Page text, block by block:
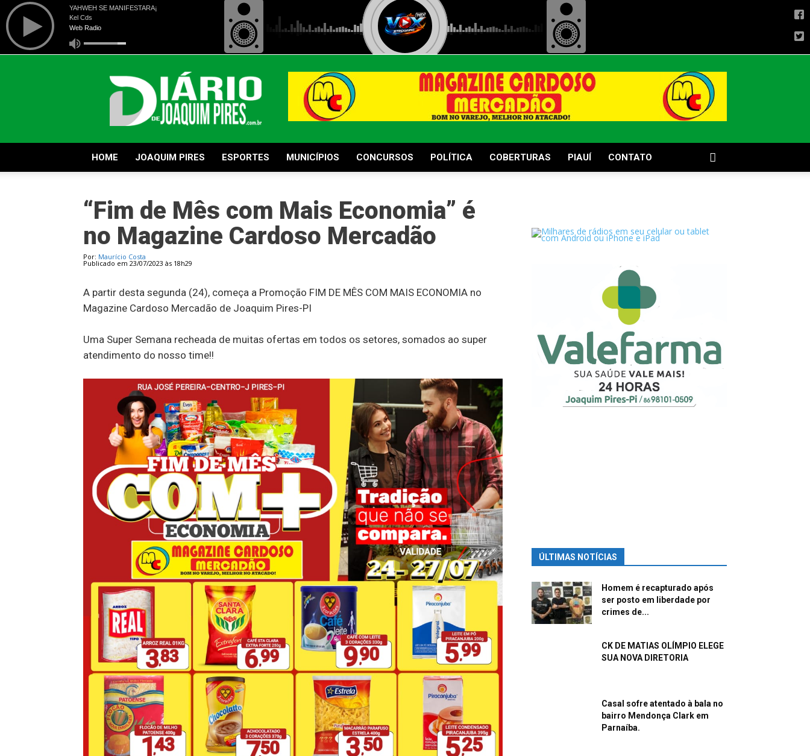
Diário
de
Joaquim
Pires
HOME JOAQUIM PIRES ESPORTES MUNICÍPIOS CONCURSOS POLÍTICA COBERTURAS PIAUÍ CONTATO
“Fim de Mês com Mais Economia” é
no Magazine Cardoso Mercadão
Por: Maurício Costa
Publicado em 23/07/2023 às 18h29
A partir desta segunda (24), começa a Promoção FIM DE MÊS COM MAIS ECONOMIA no
Magazine Cardoso Mercadão de Joaquim Pires-PI
Uma Super Semana recheada de muitas ofertas em todos os setores, somados ao super
atendimento do nosso time!!
ÚLTIMAS NOTÍCIAS
Homem é recapturado após
ser posto em liberdade por
crimes de...
CK DE MATIAS OLÍMPIO ELEGE
SUA NOVA DIRETORIA
Casal sofre atentado à bala no
bairro Mendonça Clark em
Parnaíba.